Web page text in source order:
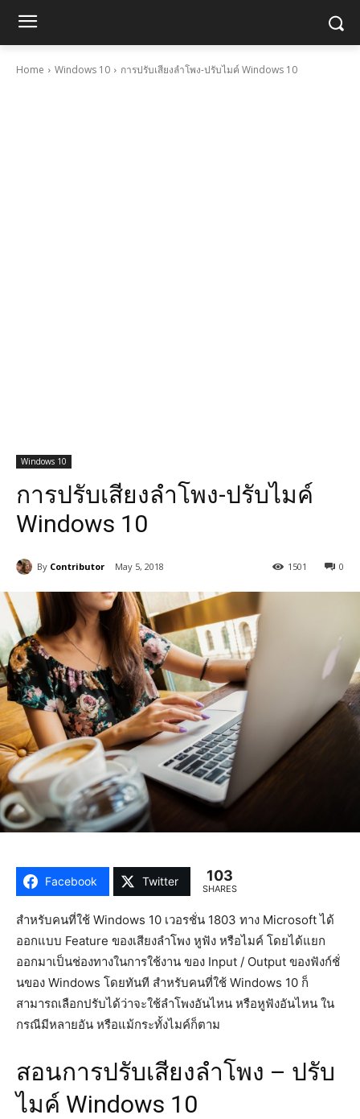
Home Windows 10 การปรับเสียงลำโพง-ปรับไมค์ Windows 10
Windows 10
การปรับเสียงลำโพง-ปรับไมค์
Windows 10
By Contributor May 5, 2018 0
1501
Facebook Twitter 103
SHARES
สำหรับคนที่ใช้ Windows 10 เวอรชั่น 1803 ทาง Microsoft ได้
ออกแบบ Feature ของเสียงลำโพง หูฟัง หรือไมค์ โดยได้แยก
ออกมาเป็นช่องทางในการใช้งาน ของ Input / Output ของฟังก์ชั่
นของ Windows โดยทันที สำหรับคนที่ใช้ Windows 10 ก็
สามารถเลือกปรับได้ว่าจะใช้ลำโพงอันไหน หรือหูฟังอันไหน ใน
กรณีมีหลายอัน หรือแม้กระทั้งไมค์ก็ตาม
สอนการปรับเสียงลำโพง – ปรับ
ไมค์ Windows 10